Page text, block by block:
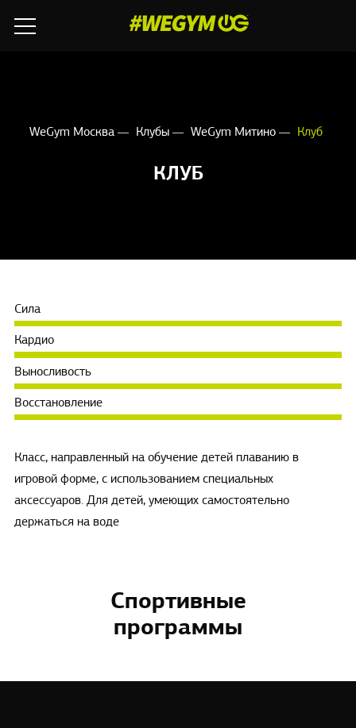
WeGym Москва Клубы WeGym Митино Клуб
КЛУБ
Сила
Кардио
Выносливость
Восстановление
Класс, направленный на обучение детей плаванию в
игровой форме, с использованием специальных
аксессуаров. Для детей, умеющих самостоятельно
держаться на воде
Спортивные
программы